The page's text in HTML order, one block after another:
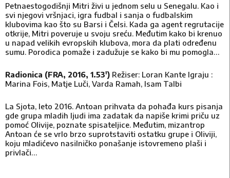
Petnaestogodišnji Mitri živi u jednom selu u Senegalu. Kao i
svi njegovi vršnjaci, igra fudbal i sanja o fudbalskim
klubovima kao što su Barsi i Čelsi. Kada ga agent regrutacije
otkrije, Mitri poveruje u svoju sreću. Međutim kako bi krenuo
u napad velikih evropskih klubova, mora da plati određenu
sumu. Porodica pomaže i zadužuje se kako bi mu pomogla…
Radionica (FRA, 2016, 1.53′) Režiser: Loran Kante Igraju :
Marina Fois, Matje Luči, Varda Ramah, Isam Talbi
La Sjota, leto 2016. Antoan prihvata da pohađa kurs pisanja
gde grupa mladih ljudi ima zadatak da napiše krimi priču uz
pomoć Olivije, poznate spisateljice. Međutim, mizantrop
Antoan će se vrlo brzo suprotstaviti ostatku grupe i Oliviji,
koju mladićevo nasilničko ponašanje istovremeno plaši i
privlači…